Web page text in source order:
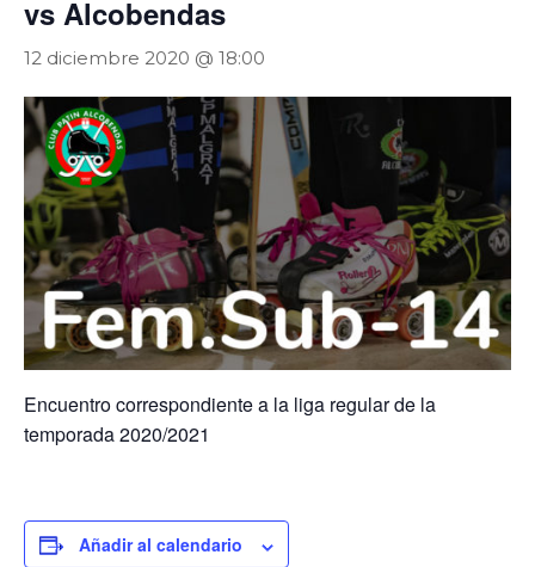
vs Alcobendas
12 diciembre 2020 @ 18:00
Encuentro correspondiente a la liga regular de la
temporada 2020/2021
Añadir al calendario